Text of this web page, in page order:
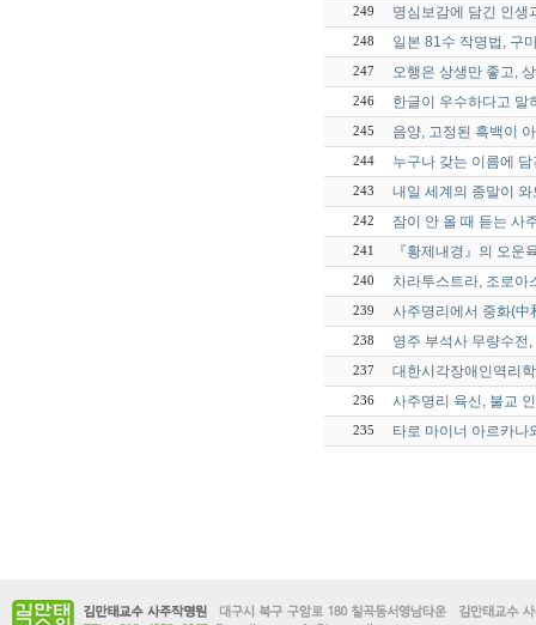
249 명심보감에 담긴 인생
248 일본 81수 작명법, 구
247 오행은 상생만 좋고,
246 한글이 우수하다고 말
245 음양, 고정된 흑백이
244 누구나 갖는 이름에 담
243 내일 세계의 종말이
242 잠이 안 올 때 듣는 사
241 『황제내경』의 오운
240 차라투스트라, 조로아
239 사주명리에서 중화(中
238 영주 부석사 무량수전
237 대한시각장애인역리
236 사주명리 육신, 불교
235 타로 마이너 아르카나